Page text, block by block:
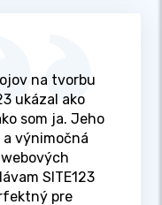
na tvorbu
ukázal ako
som ja. Jeho
výnimočná
SITE123
pre